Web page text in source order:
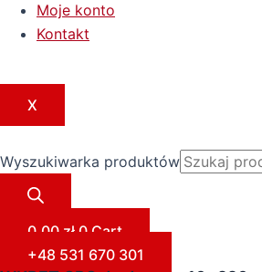
Moje konto
Kontakt
X
Wyszukiwarka produktów
0,00 zł 0 Cart
+48 531 670 301